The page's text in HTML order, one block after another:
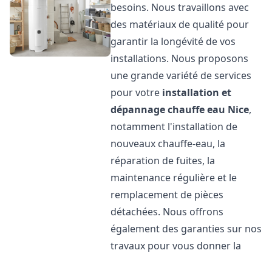
besoins. Nous travaillons avec
des matériaux de qualité pour
garantir la longévité de vos
installations. Nous proposons
une grande variété de services
pour votre installation et
dépannage chauffe eau Nice,
notamment l'installation de
nouveaux chauffe-eau, la
réparation de fuites, la
maintenance régulière et le
remplacement de pièces
détachées. Nous offrons
également des garanties sur nos
travaux pour vous donner la